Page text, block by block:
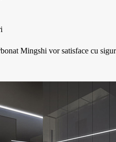
Mingshi vor satisface cu